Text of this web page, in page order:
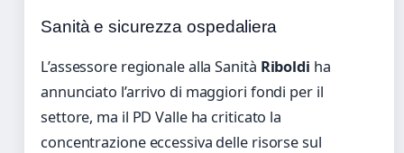
Sanità e sicurezza ospedaliera
L’assessore regionale alla Sanità Riboldi ha
annunciato l’arrivo di maggiori fondi per il
settore, ma il PD Valle ha criticato la
concentrazione eccessiva delle risorse sul